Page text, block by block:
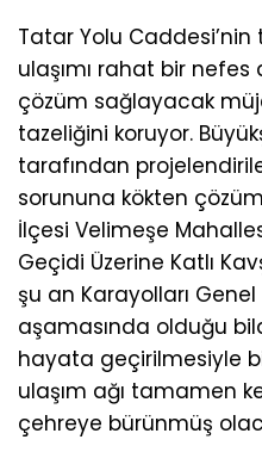
Tatar Yolu
ulaşımı rahat bir nefes
çözüm sağlayacak
tazeliğini koruyor.
tarafından
sorununa kökten
İlçesi Velimeşe
Geçidi Üzerine Katlı
şu an Karayolları
aşamasında olduğu
hayata geçirilmesiyle
ulaşım ağı tamamen
çehreye bürünmüş